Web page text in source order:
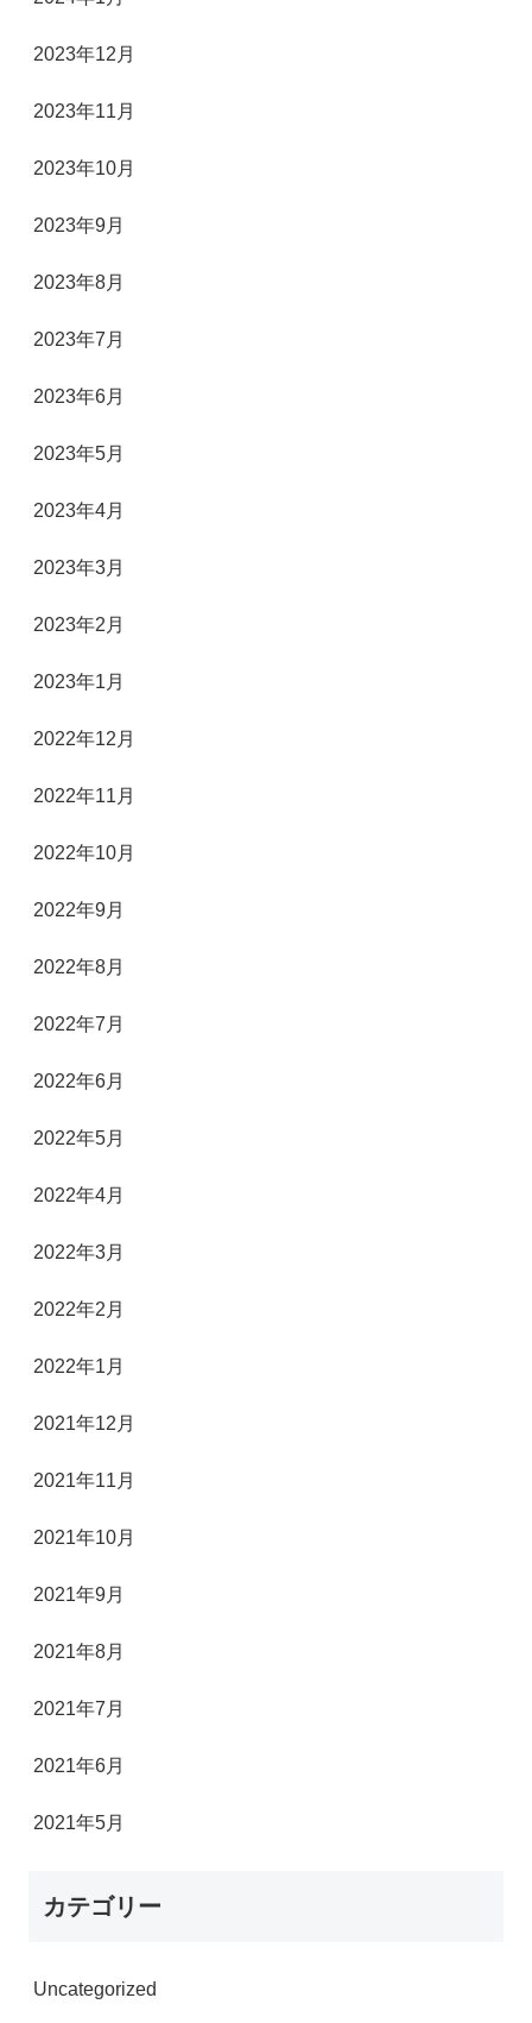
2023年12月
2023年11月
2023年10月
2023年9月
2023年8月
2023年7月
2023年6月
2023年5月
2023年4月
2023年3月
2023年2月
2023年1月
2022年12月
2022年11月
2022年10月
2022年9月
2022年8月
2022年7月
2022年6月
2022年5月
2022年4月
2022年3月
2022年2月
2022年1月
2021年12月
2021年11月
2021年10月
2021年9月
2021年8月
2021年7月
2021年6月
2021年5月
カテゴリー
Uncategorized